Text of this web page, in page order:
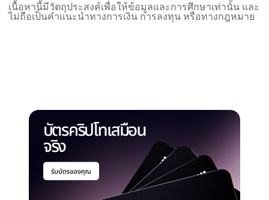
เนื้อหานี้มีวัตถุประสงค์เพื่อให้ข้อมูลและการศึกษาเท่านั้น และ
ไม่ถือเป็นคำแนะนำทางการเงิน การลงทุน หรือทางกฎหมาย